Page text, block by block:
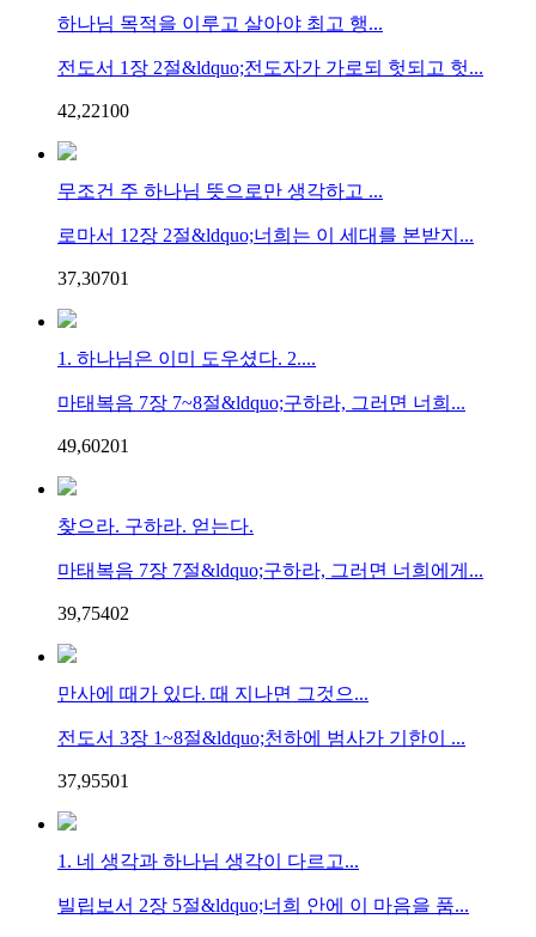
하나님 목적을 이루고 살아야 최고 행...
전도서 1장 2절&ldquo;전도자가 가로되 헛되고 헛...
42,22100
무조건 주 하나님 뜻으로만 생각하고 ...
로마서 12장 2절&ldquo;너희는 이 세대를 본받지...
37,30701
1. 하나님은 이미 도우셨다. 2....
마태복음 7장 7~8절&ldquo;구하라, 그러면 너희...
49,60201
찾으라. 구하라. 얻는다.
마태복음 7장 7절&ldquo;구하라, 그러면 너희에게...
39,75402
만사에 때가 있다. 때 지나면 그것으...
전도서 3장 1~8절&ldquo;천하에 범사가 기한이 ...
37,95501
1. 네 생각과 하나님 생각이 다르고...
빌립보서 2장 5절&ldquo;너희 안에 이 마음을 품...